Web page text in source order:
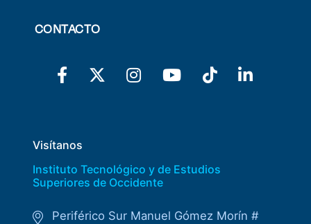
CONTACTO
Visítanos
Instituto Tecnológico y de Estudios
Superiores de Occidente
Periférico Sur Manuel Gómez Morín #